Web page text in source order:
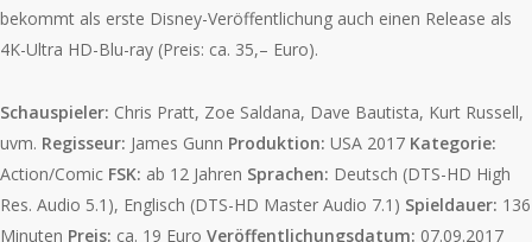
bekommt als erste Disney-Veröffentlichung auch einen Release als
4K-Ultra HD-Blu-ray (Preis: ca. 35,– Euro).
Schauspieler: Chris Pratt, Zoe Saldana, Dave Bautista, Kurt Russell,
uvm. Regisseur: James Gunn Produktion: USA 2017 Kategorie:
Action/Comic FSK: ab 12 Jahren Sprachen: Deutsch (DTS-HD High
Res. Audio 5.1), Englisch (DTS-HD Master Audio 7.1) Spieldauer: 136
Minuten Preis: ca. 19 Euro Veröffentlichungsdatum: 07.09.2017